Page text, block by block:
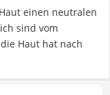
einen neutralen
sind vom
Haut hat nach